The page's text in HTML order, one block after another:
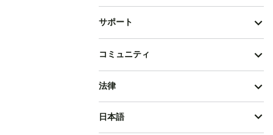
サポート
コミュニティ
法律
日本語